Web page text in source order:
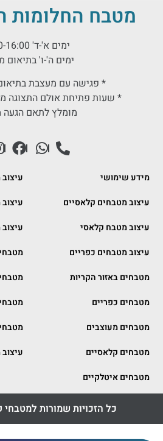
מטבח החלומות
ימים א'-ד' 9:00-16:00
ימים ה'-ו'
* פגישה עם מעצבת
* שעות פתיחת אולם התצוגה
מומלץ לתאם
מידע שימושי
עיצוב מטבחים קלאסיים
עיצוב מטבח קלאסי
עיצוב
עיצוב מטבחים כפריים
מטבחים באזור הקריות
מטבחים כפריים
מטבחים מעוצבים
מטבחים קלאסיים
מטבחים איטלקיים
כל הזכויות שמורות למטבחי